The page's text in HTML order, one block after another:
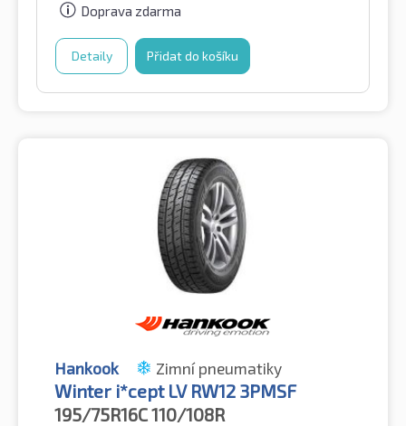
Doprava zdarma
Detaily Přidat do košíku
Hankook Zimní pneumatiky
Winter i*cept LV RW12 3PMSF
195/75R16C110/108R